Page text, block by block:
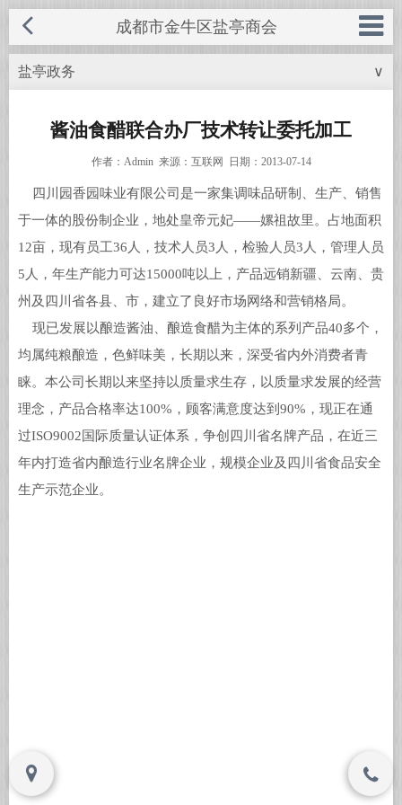
电话：028-87574968
手机：185-8266-9919
网址：www.cdytsh.com
邮箱：569666549@qq.com
QQ号：569666549
联系人：胥先生
地址：成都市金牛区蜀西路66号龙樾
西城D幢8楼
关闭
Copyright © www.cdytsh.com , All Rights
◆ 商会成员
◆ 商会服务
◆ 商会动态
◆ 优秀企业
◆ 招商引资
◆ 盐亭风采
◆ 服务中心
成都市金牛区盐亭商会
盐亭政务 ∨
酱油食醋联合办厂技术转让委托加工
作者：Admin 来源：互联网 日期：2013-07-14
四川园香园味业有限公司是一家集调味品研制、生产、销售
于一体的股份制企业，地处皇帝元妃——嫘祖故里。占地面积
12亩，现有员工36人，技术人员3人，检验人员3人，管理人员
5人，年生产能力可达15000吨以上，产品远销新疆、云南、贵
州及四川省各县、市，建立了良好市场网络和营销格局。
现已发展以酿造酱油、酿造食醋为主体的系列产品40多个，
均属纯粮酿造，色鲜味美，长期以来，深受省内外消费者青
睐。本公司长期以来坚持以质量求生存，以质量求发展的经营
理念，产品合格率达100%，顾客满意度达到90%，现正在通
过ISO9002国际质量认证体系，争创四川省名牌产品，在近三
年内打造省内酿造行业名牌企业，规模企业及四川省食品安全
生产示范企业。